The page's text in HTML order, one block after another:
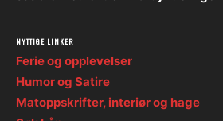
NYTTIGE LINKER
Ferie og opplevelser
Humor og Satire
Matoppskrifter, interiør og hage